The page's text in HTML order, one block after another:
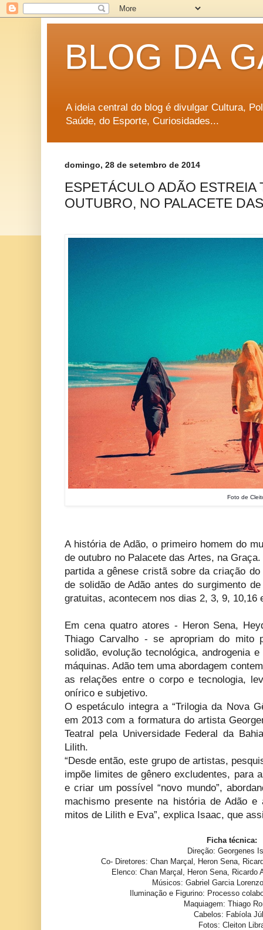
BLOG DA
A ideia central do blog é divulgar Cultura,
Saúde, do Esporte, Curiosidades...
domingo, 28 de setembro de 2014
ESPETÁCULO ADÃO ESTREIA
OUTUBRO, NO PALACETE
Foto de
A história de Adão, o primeiro homem do
de outubro no Palacete das Artes, na
partida a gênese cristã sobre da criação
de solidão de Adão antes do surgimento
gratuitas, acontecem nos dias 2, 3, 9, 10,16
Em cena quatro atores - Heron Sena,
Thiago Carvalho - se apropriam do mito
solidão, evolução tecnológica, androgenia
máquinas. Adão tem uma abordagem
as relações entre o corpo e tecnologia,
onírico e subjetivo.
O espetáculo integra a “Trilogia da Nova
em 2013 com a formatura do artista
Teatral pela Universidade Federal da
Lilith.
“Desde então, este grupo de artistas,
impõe limites de gênero excludentes, para
e criar um possível “novo mundo”,
machismo presente na história de Adão
mitos de Lilith e Eva”, explica Isaac, que
Ficha técnica:
Direção: Georgenes
Co- Diretores: Chan Marçal, Heron Sena,
Elenco: Chan Marçal, Heron Sena, Ricardo
Músicos: Gabriel Garcia
Iluminação e Figurino: Processo
Maquiagem: Thiago
Cabelos: Fabíola
Fotos: Cleiton